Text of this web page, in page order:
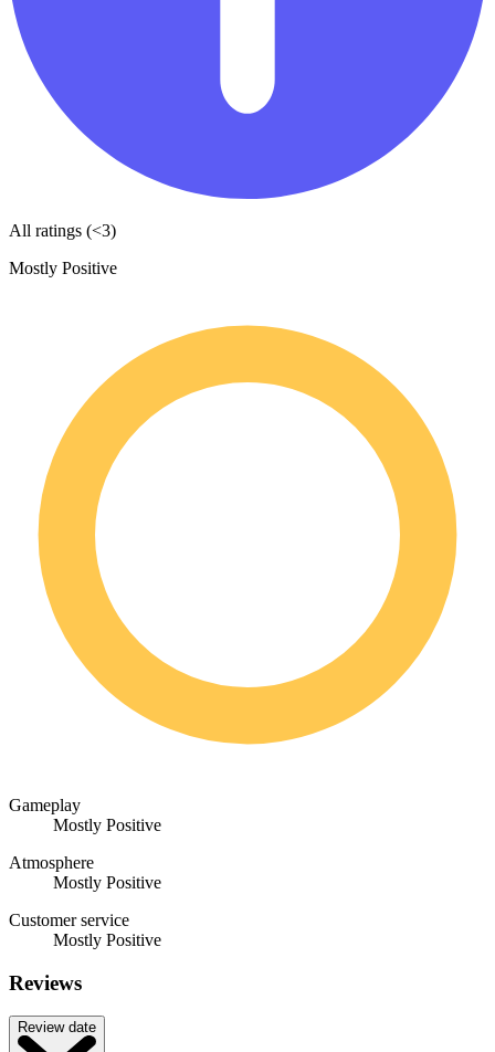
All ratings (<3)
Mostly Positive
Gameplay
Mostly Positive
Atmosphere
Mostly Positive
Customer service
Mostly Positive
Reviews
Review date